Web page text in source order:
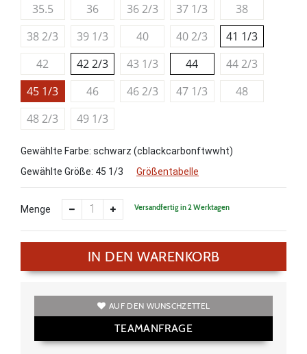
35.5 36 36 2/3 37 1/3
38
38 2/3
39 1/3 40 40 2/3
41 1/3
42
42 2/3 43 1/3 44
44 2/3
45 1/3
46 46 2/3 47 1/3
48
48 2/3
49 1/3
Gewählte Farbe: schwarz (cblackcarbonftwwht)
Gewählte Größe: 45 1/3 Größentabelle
Menge Versandfertig in 2 Werktagen
IN DEN WARENKORB
AUF DEN WUNSCHZETTEL
TEAMANFRAGE